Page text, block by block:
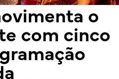
o
com cinco